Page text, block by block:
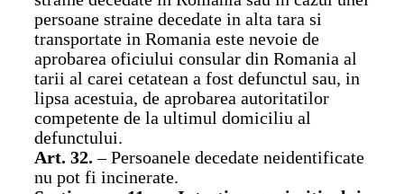
persoane straine decedate in alta tara si
transportate in Romania este nevoie de
aprobarea oficiului consular din Romania al
tarii al carei cetatean a fost defunctul sau, in
lipsa acestuia, de aprobarea autoritatilor
competente de la ultimul domiciliu al
defunctului.
Art. 32. – Persoanele decedate neidentificate
nu pot fi incinerate.